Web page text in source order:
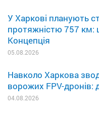
У Харкові планують
протяжністю 757 км:
Концепція
05.08.2026
Навколо Харкова
ворожих FPV-дронів:
04.08.2026